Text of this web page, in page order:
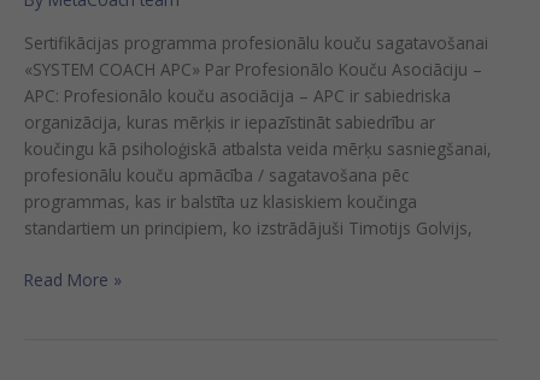
Sertifikācijas programma profesionālu kouču sagatavošanai
«SYSTEM COACH APC» Par Profesionālo Kouču Asociāciju –
APC: Profesionālo kouču asociācija – APC ir sabiedriska
organizācija, kuras mērķis ir iepazīstināt sabiedrību ar
koučingu kā psiholoģiskā atbalsta veida mērķu sasniegšanai,
profesionālu kouču apmācība / sagatavošana pēc
programmas, kas ir balstīta uz klasiskiem koučinga
standartiem un principiem, ko izstrādājuši Timotijs Golvijs,
Read More »